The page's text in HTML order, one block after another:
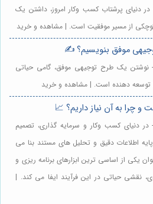
دنیای پرشتاب کسب وکار امروز، داشتن یک
کوچکی از مسیر موفقیت است. | مشاهده و خرید
موفق بنویسیم؟ ✍️
نوشتن یک طرح توجیهی موفق، گامی حیاتی
توسعه دهنده است. | مشاهده و خرید
چرا به آن نیاز داریم؟ 📈
دنیای کسب وکار و سرمایه گذاری، تصمیم
اطلاعات دقیق و تحلیل های مستند بنا می
یکی از اساسی ترین ابزارهای برنامه ریزی و
نقشی حیاتی در این فرآیند ایفا می کند. |